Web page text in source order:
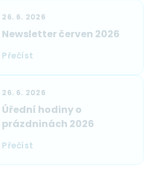
26. 6. 2026
Newsletter červen 2026
Přečíst
26. 6. 2026
Úřední hodiny o
prázdninách 2026
Přečíst